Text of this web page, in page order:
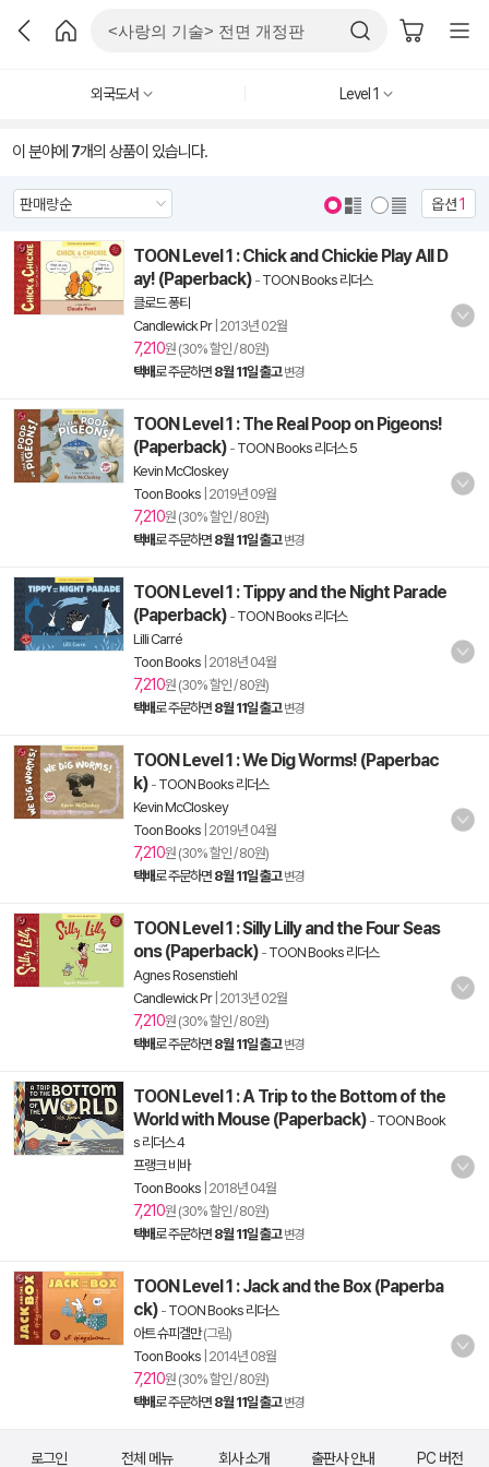
외국도서 Level 1
이 분야에 7개의 상품이 있습니다.
옵션1
TOON Level 1 : Chick and Chickie Play All D
ay! (Paperback) - TOON Books 리더스
클로드 퐁티
Candlewick Pr| 2013년 02월
7,210원 (30% 할인 / 80원)
택배로 주문하면 8월 11일 출고 변경
TOON Level 1 : The Real Poop on Pigeons!
(Paperback) - TOON Books 리더스 5
Kevin McCloskey
Toon Books 2019년 09월
7,210원 (30% 할인 / 80원)
택배로 주문하면 8월 11일 출고 변경
TOON Level 1 : Tippy and the Night Parade
(Paperback) - TOON Books 리더스
Lilli Carré
Toon Books 2018년 04월
7,210원 (30% 할인 / 80원)
택배로 주문하면 8월 11일 출고 변경
TOON Level 1 : We Dig Worms! (Paperbac
k) - TOON Books 리더스
Kevin McCloskey
Toon Books 2019년 04월
7,210원 (30% 할인 / 80원)
택배로 주문하면 8월 11일 출고 변경
TOON Level 1 : Silly Lilly and the Four Seas
ons (Paperback) - TOON Books 리더스
Agnes Rosenstiehl
Candlewick Pr| 2013년 02월
7,210원 (30% 할인 / 80원)
택배로 주문하면 8월 11일 출고 변경
TOON Level 1 : A Trip to the Bottom of the
World with Mouse (Paperback) - TOON Book
s 리더스 4
프랭크 비바
Toon Books 2018년 04월
7,210원 (30% 할인 / 80원)
택배로 주문하면 8월 11일 출고 변경
TOON Level 1 : Jack and the Box (Paperba
ck) - TOON Books 리더스
아트 슈피겔만(그림)
Toon Books 2014년 08월
7,210원 (30% 할인 / 80원)
택배로 주문하면 8월 11일 출고 변경
로그인 전체 메뉴 회사 소개 출판사 안내 PC 버전